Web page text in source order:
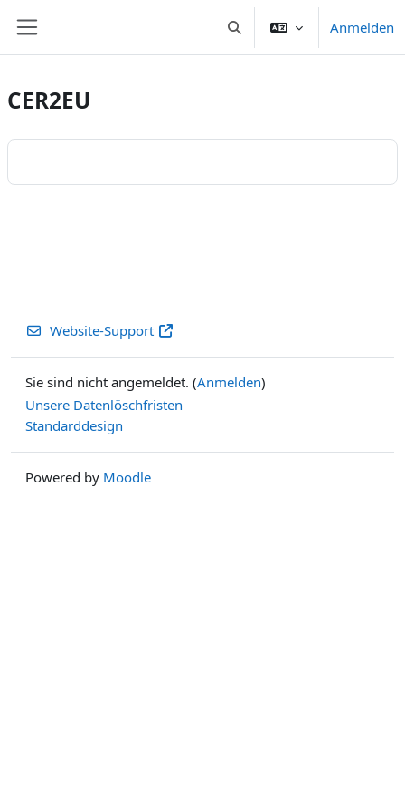
Sucheingabe umschalten
Anmelden
CER2EU
Website-Support
Sie sind nicht angemeldet. (Anmelden)
Unsere Datenlöschfristen
Standarddesign
Powered by Moodle